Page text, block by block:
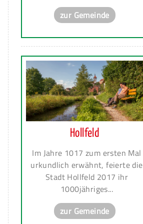
zur Gemeinde
Hollfeld
Im Jahre 1017 zum ersten Mal
urkundlich erwähnt, feierte die
Stadt Hollfeld 2017 ihr
1000jähriges...
zur Gemeinde